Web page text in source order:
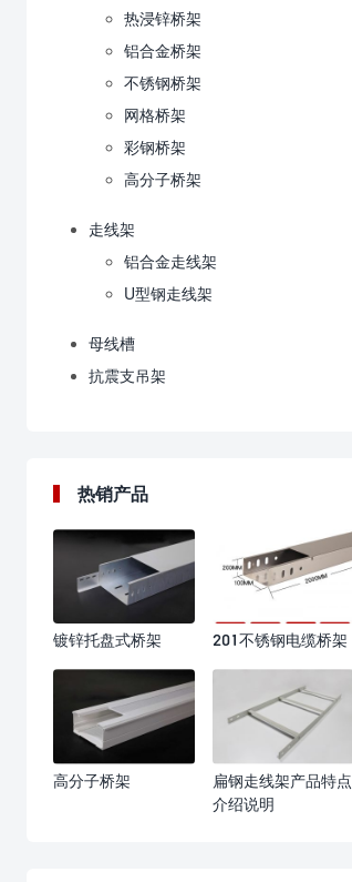
热浸锌桥架
铝合金桥架
不锈钢桥架
网格桥架
彩钢桥架
高分子桥架
走线架
铝合金走线架
U型钢走线架
母线槽
抗震支吊架
热销产品
镀锌托盘式桥架 201不锈钢电缆桥架
高分子桥架
扁钢走线架产品特点
介绍说明